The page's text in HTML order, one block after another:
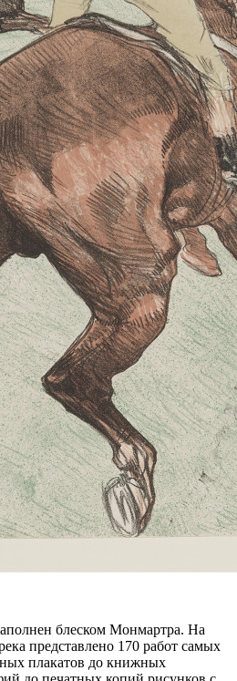
блеском Монмартра. На
представлено 170 работ самых
плакатов до книжных